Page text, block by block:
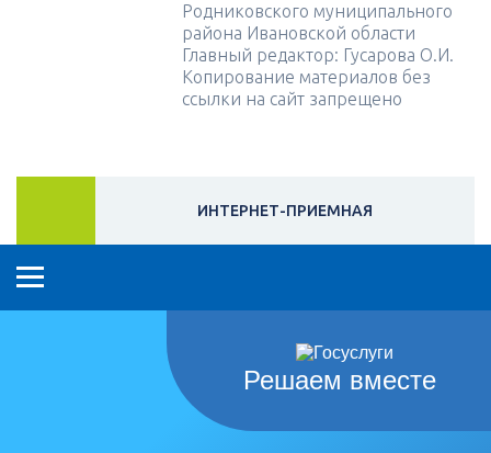
Родниковского муниципального
района Ивановской области
Главный редактор: Гусарова О.И.
Копирование материалов без
ссылки на сайт запрещено
ИНТЕРНЕТ-ПРИЕМНАЯ
Решаем вместе